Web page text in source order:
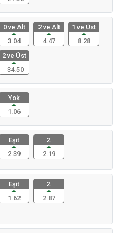
0 ve Alt
3.04
2 ve Alt
4.47
1 ve Üst
8.28
2 ve Üst
34.50
Yok
1.06
Eşit
2.39
2.
2.19
Eşit
1.62
2.
2.87